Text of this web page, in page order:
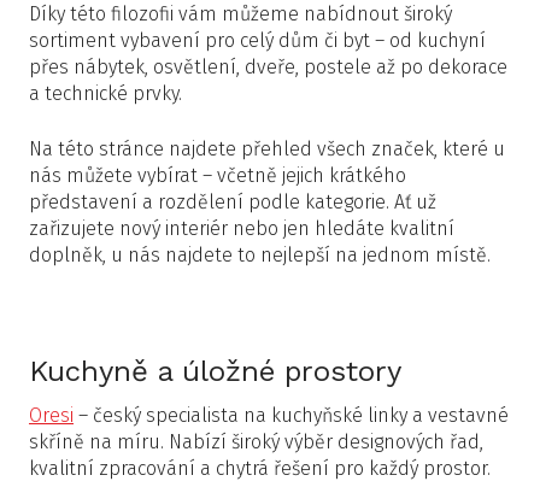
Díky této filozofii vám můžeme nabídnout široký
sortiment vybavení pro celý dům či byt – od kuchyní
přes nábytek, osvětlení, dveře, postele až po dekorace
a technické prvky.
Na této stránce najdete přehled všech značek, které u
nás můžete vybírat – včetně jejich krátkého
představení a rozdělení podle kategorie. Ať už
zařizujete nový interiér nebo jen hledáte kvalitní
doplněk, u nás najdete to nejlepší na jednom místě.
Kuchyně a úložné prostory
Oresi – český specialista na kuchyňské linky a vestavné
skříně na míru. Nabízí široký výběr designových řad,
kvalitní zpracování a chytrá řešení pro každý prostor.